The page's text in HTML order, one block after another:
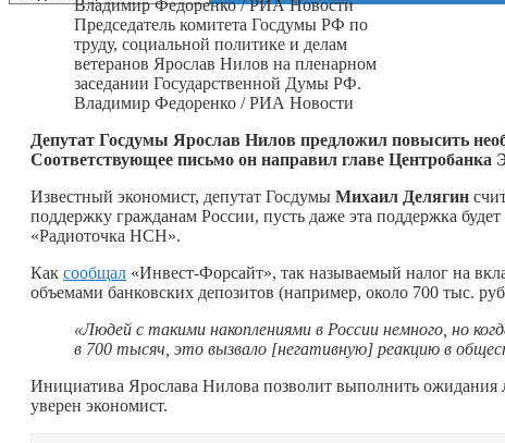
Председатель комитета Госдумы РФ по
труду, социальной политике и делам
ветеранов Ярослав Нилов на пленарном
заседании Государственной Думы РФ.
Владимир Федоренко / РИА Новости
Депутат Госдумы Ярослав Нилов предложил повысить
Соответствующее письмо он направил главе Центробанка
Известный экономист, депутат Госдумы Михаил Делягин
поддержку гражданам России, пусть даже эта поддержка
«Радиоточка НСН».
Как сообщал «Инвест-Форсайт», так называемый налог на
объемами банковских депозитов (например, около 700 тыс.
«Людей с такими накоплениями в России немного, но
в 700 тысяч, это вызвало [негативную] реакцию в
Инициатива Ярослава Нилова позволит выполнить
уверен экономист.